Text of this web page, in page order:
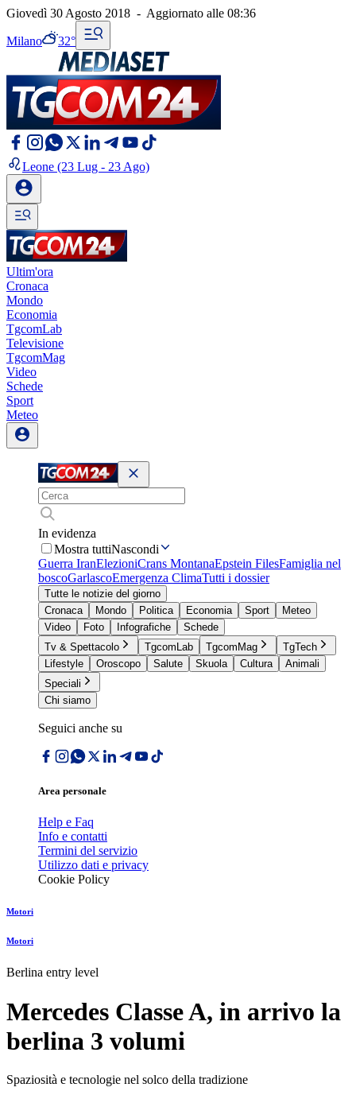
Giovedì 30 Agosto 2018 - Aggiornato alle 08:36
Milano 32°
Leone (23 Lug - 23 Ago)
Ultim'ora
Cronaca
Mondo
Economia
TgcomLab
Televisione
TgcomMag
Video
Schede
Sport
Meteo
In evidenza
Mostra tuttiNascondi
Guerra IranElezioniCrans MontanaEpstein FilesFamiglia nel
boscoGarlascoEmergenza ClimaTutti i dossier
Tutte le notizie del giorno
Cronaca
Mondo Politica Economia Sport
Meteo
Video
Foto Infografiche
Schede
Tv & Spettacolo
TgcomLab TgcomMag
TgTech
Lifestyle
Oroscopo Salute Skuola Cultura
Animali
Speciali
Chi siamo
Seguici anche su
Area personale
Help e Faq
Info e contatti
Termini del servizio
Utilizzo dati e privacy
Cookie Policy
Motori
Motori
Berlina entry level
Mercedes Classe A, in arrivo la
berlina 3 volumi
Spaziosità e tecnologie nel solco della tradizione